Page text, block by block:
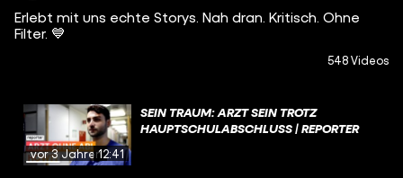
Erlebt mit uns echte Storys. Nah dran. Kritisch. Ohne
Filter. 💙
548 Videos
vor 3 Jahren12:41
SEIN TRAUM: ARZT SEIN TROTZ
HAUPTSCHULABSCHLUSS | REPORTER